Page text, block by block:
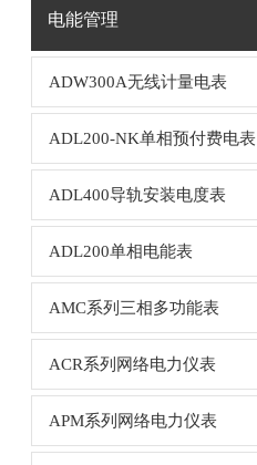
电能管理
ADW300A无线计量电表
ADL200-NK单相预付费电表
ADL400导轨安装电度表
ADL200单相电能表
AMC系列三相多功能表
ACR系列网络电力仪表
APM系列网络电力仪表